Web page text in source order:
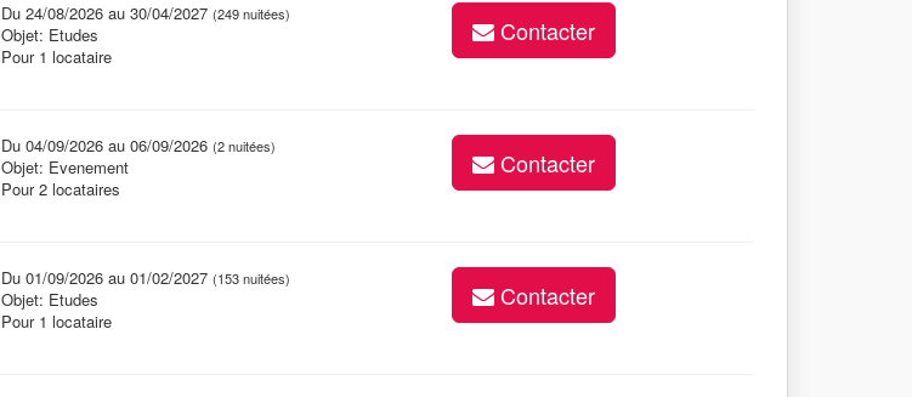
Du 24/08/2026 au 30/04/2027 (249 nuitées)
Objet: Etudes
Pour 1 locataire
Contacter
Du 04/09/2026 au 06/09/2026 (2 nuitées)
Objet: Evenement
Pour 2 locataires
Contacter
Du 01/09/2026 au 01/02/2027 (153 nuitées)
Objet: Etudes
Pour 1 locataire
Contacter